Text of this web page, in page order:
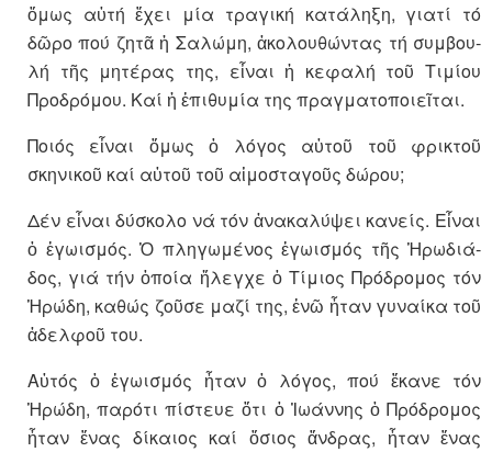
ὅ­μως αὐτή ἔχει μία τραγική κα­τά­λη­ξη, γιατί τό
δῶρο πού ζητᾶ ἡ Σαλώμη, ἀκολουθώντας τή συμ­βου­­
λή τῆς μητέρας της, εἶναι ἡ κε­φαλή τοῦ Τιμίου
Προδρόμου. Καί ἡ ἐπιθυμία της πραγματο­ποι­εῖται.
Ποιός εἶναι ὅμως ὁ λόγος αὐτοῦ τοῦ φρι­κτοῦ
σκηνικοῦ καί αὐτοῦ τοῦ αἱμοσταγοῦς δώρου;
Δέν εἶναι δύσκολο νά τόν ἀνα­κα­λύψει κανείς. Εἶναι
ὁ ἐγωισμός. Ὁ πληγωμένος ἐγωισμός τῆς Ἡρω­δι­ά­
δος, γιά τήν ὁποία ἤλεγχε ὁ Τί­μιος Πρόδρομος τόν
Ἡρώδη, κα­θώς ζοῦσε μαζί της, ἐνῶ ἦταν γυ­ναίκα τοῦ
ἀδελφοῦ του.
Αὐτός ὁ ἐγωισμός ἦταν ὁ λόγος, πού ἔκανε τόν
Ἡρώδη, παρότι πί­στευε ὅτι ὁ Ἰωάννης ὁ Πρόδρομος
ἦταν ἕνας δίκαιος καί ὅσιος ἄν­δρας, ἦταν ἕνας